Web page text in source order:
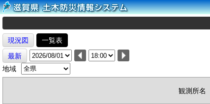
現況図
一覧表
最新
地域
観測所名